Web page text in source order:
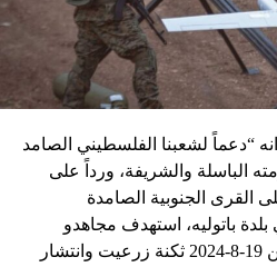
“دعماً لشعبنا الفلسطيني الصامد
الباسلة ‌‏‌‏‌والشريفة، ورداً على
القرى الجنوبية الصامدة
باتوليه، استهدف مجاهدو
المقاومة الإسلامية يوم الاثنين 19-8-2024 ثكنة زرعيت وانتشار